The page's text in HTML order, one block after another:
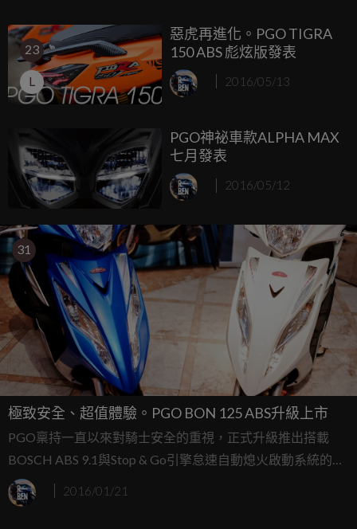
23
L
惡虎再進化。PGO TIGRA
150 ABS 彪炫版發表
2016/05/13
PGO神祕車款ALPHA MAX
七月發表
2016/05/12
31
極致安全、超值體驗。PGO BON 125 ABS升級上市
PGO稟持一直以來對騎士安全的重視，正式升級推出搭載
BOSCH ABS 9.1與Stop & Go引擎怠速自動熄火啟動系統的全
新BON 125 ABS，並以優惠的價格攻佔市場....
2016/01/21